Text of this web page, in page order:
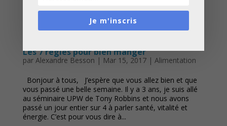
Les 7 règles pour bien manger
par Alexandre Besson | Mar 15, 2017| Alimentation
Bonjour à tous, J’espère que vous allez bien et que
vous passé une belle semaine. Il y a 3 ans, je suis allé
au séminaire UPW de Tony Robbins et nous avons
passé un jour entier sur 4 à parler santé, vitalité et
énergie. C’est pour vous dire à...
Je m'inscris